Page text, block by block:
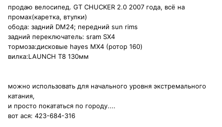
продаю велосипед. GT CHUCKER 2.0 2007 года, всё на
промах(каретка, втулки)
обода: задний DM24; передний sun rims
задний переключатель: sram SX4
тормоза:дисковые hayes MX4 (ротор 160)
вилка:LAUNCH T8 130мм
можно использовать для начального уровня экстремального
катания,
и просто покататься по городу....
вот ася: 423-684-316